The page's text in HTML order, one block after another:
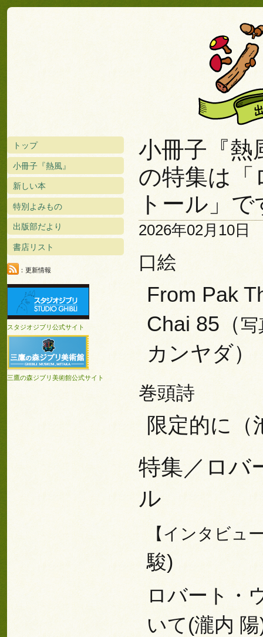
小冊子『熱
の特集は「
トール」で
2026年02月10日
口絵
From Pak
Chai 85（写
カンヤダ）
巻頭詩
限定的に（
特集／ロバ
ル
【インタビュ
駿)
ロバート・
いて(瀧内
トップ
小冊子『熱風』
新しい本
特別よみもの
出版部だより
書店リスト
：更新情報
スタジオジブリ公式サイト
三鷹の森ジブリ美術館公式サイト